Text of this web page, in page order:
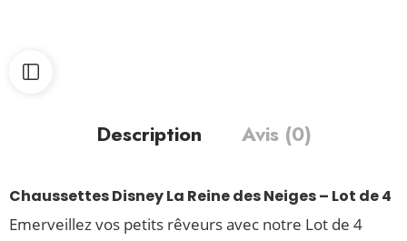
Description Avis (0)
Chaussettes Disney La Reine des Neiges – Lot de 4
Emerveillez vos petits rêveurs avec notre Lot de 4